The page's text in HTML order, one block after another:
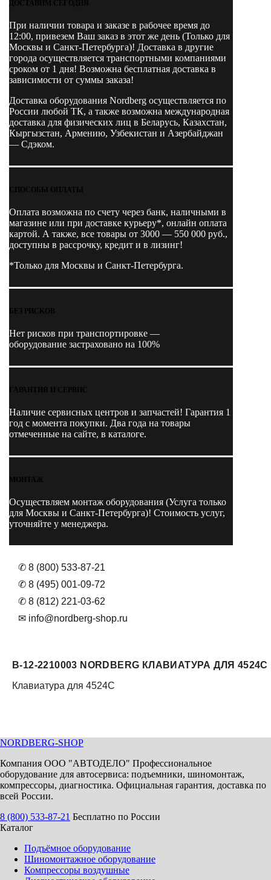
для
ДОСТАВИМ СЕГОДНЯ
При наличии товара и заказе в рабочее время до
12:00, привезем Ваш заказ в этот же день (Только для
Москвы и Санкт-Петербурга)! Доставка в другие
города осуществляется транспортными компаниями
сроком от 1 дня! Возможна бесплатная доставка в
зависимости от суммы заказа!
Доставка оборудования Nordberg осуществляется по
России любой ТК, а также возможна международная
доставка для физических лиц в Беларусь, Казахстан,
Кыргызстан, Армению, Узбекистан и Азербайджан
— Сдэком.
СПОСОБЫ ОПЛАТЫ
Оплата возможна по счету через банк, наличными в
магазине или при доставке курьеру*, онлайн оплата
картой. А также, все товары от 3000 — 550 000 руб.,
доступны в рассрочку, кредит и в лизинг!
*Только для Москвы и Санкт-Петербурга.
БЕЗ РИСКОВ
Нет рисков при транспортировке —
оборудование застраховано на 100%
ГАРАНТИЯ И СЕРВИС
Наличие сервисных центров и запчастей! Гарантия 1
год с момента покупки. Два года на товары
отмеченные на сайте, в каталоге.
МОНТАЖ
Осуществляем монтаж оборудования (Услуга только
для Москвы и Санкт-Петербурга)! Стоимость услуг,
уточняйте у менеджера.
✆ 8 (800) 533-87-21
✆ 8 (495) 001-09-72
✆ 8 (812) 221-03-62
✉ info@nordberg-shop.ru
B-12-2210003 NORDBERG КЛАВИАТУРА ДЛЯ 4524C
Клавиатура для 4524C
NORDBERG-SHOP
Компания ООО "АВТОДЕЛО" Профессиональное
оборудование для автосервиса: подъемники, шиномонтаж,
компрессоры, диагностика. Официальная гарантия, доставка по
всей России.
8 (800) 533-87-21 Бесплатно по России
Каталог
Подъёмное оборудование
Шиномонтажное оборудование
Компрессоры воздушные